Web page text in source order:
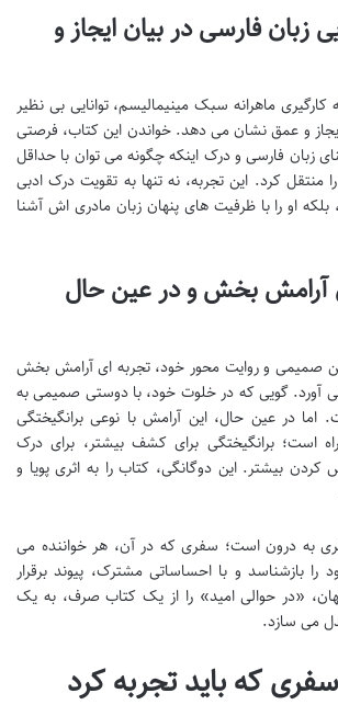
زبان فارسی در بیان ایجاز و
ماهرانه سبک مینیمالیسم، توانایی بی نظیر
ایجاز و عمق نشان می دهد. خواندن این کتاب، فرصتی
زبان فارسی و درک اینکه چگونه می توان با حداقل
منتقل کرد. این تجربه، نه تنها به تقویت درک ادبی
او را با ظرفیت های پنهان زبان مادری اش آشنا
آرامش بخش و در عین حال
صمیمی و روایت محور خود، تجربه ای آرامش بخش
می آورد. گویی که در خلوت خود، با دوستی صمیمی به
در عین حال، این آرامش با نوعی برانگیختگی
است؛ برانگیختگی برای کشف بیشتر، برای درک
بیشتر. این دوگانگی، کتاب را به اثری پویا و
به درون است؛ سفری که در آن، هر خواننده می
را بازشناسد و با احساساتی مشترک، پیوند برقرار
«در حوالی امید» را از یک کتاب صرف، به یک
می سازد.
که باید تجربه کرد